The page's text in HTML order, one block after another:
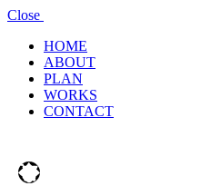
Close
HOME
ABOUT
PLAN
WORKS
CONTACT